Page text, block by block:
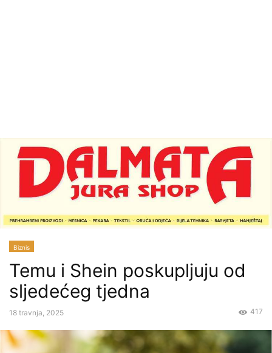
Biznis
Temu i Shein poskupljuju od
sljedećeg tjedna
18 travnja, 2025 417